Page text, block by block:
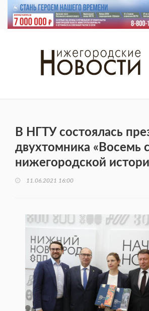
В НГТУ состоялась
двухтомника «Восемь
нижегородской
11.06.2021 16:00